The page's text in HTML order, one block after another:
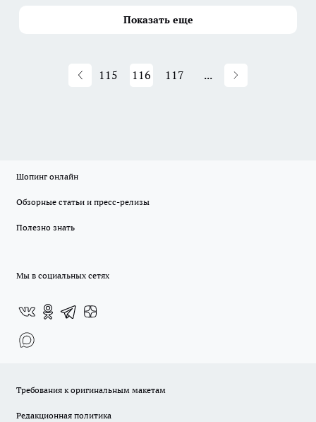
Показать еще
115 116 117 ...
Шопинг онлайн
Обзорные статьи и пресс-релизы
Полезно знать
Мы в социальных сетях
Требования к оригинальным макетам
Редакционная политика